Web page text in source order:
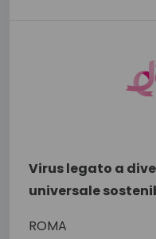
Virus legato a
universale
ROMA